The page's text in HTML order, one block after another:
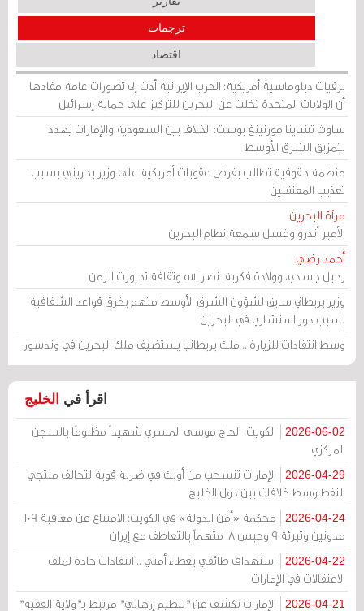
ترجمات
اقتصاد
برقيات دبلوماسية أمريكية: الحرب الإيرانية أدت إلى تصورات عامة مفادها
أن الولايات المتحدة تخلت عن البحرين للتركيز على حماية إسرائيل
ساوث تشاينا مورنينغ بوست: الخلاف بين السعودية والإمارات يهدد
بتمزيق الشرق الأوسط
منظمة حقوقية تطالب بفرض عقوبات أمريكية على وزير بحريني بسبب
تعذيب المعتقلين
مرآة البحرين
الأمير أندرو وغسل سمعة نظام البحرين
أحمد رضي
رحيل جسدي، وولادة فكرية: نصر الله وثقافة تجاوزت الزمن
وزير بريطاني سابق لشؤون الشرق الأوسط متهم بخرق قواعد الشفافية
بسبب دور استشاري في البحرين
وسط انتقادات للزيارة .. ملك بريطانيا يستضيف ملك البحرين في وندسور
اقرأ في الخليج
2026-06-02
الكويت: الحاج موسى المسري شهيداً مظلومًا بالسجن
المركزي
2026-04-29
الإمارات تنسحب من أوبك في ضربة قوية لتحالف منتجي
النفط وسط خلافات بين دول الخليج
2026-04-24
محكمة «أمن الدولة» في الكويت: الامتناع عن معاقبة 109
مدونين وتبرئة 9 وحبس 18 متهماً بالتعاطف مع إيران
2026-04-22
استهداف طائفي بغطاء أمني .. انتقادات حادة لملف
الاعتقالات في الإمارات
2026-04-21
الإمارات تكشف عن "تنظيم إرهابي" مرتبط بـ"ولاية الفقيه"